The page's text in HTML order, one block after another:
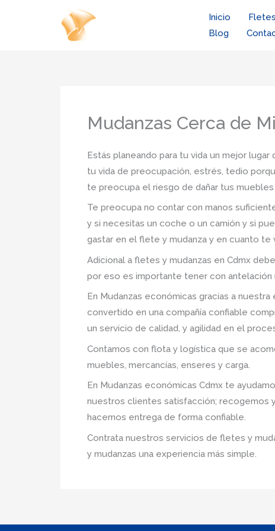
Inicio
Blog
Mudanzas Cerca de
Estás planeando para tu vida un mejor
tu vida de preocupación, estrés, tedio
te preocupa el riesgo de dañar tus
Te preocupa no contar con manos
y si necesitas un coche o un camión y si
gastar en el flete y mudanza y en cuanto
Adicional a fletes y mudanzas en Cdmx
por eso es importante tener con antelación
En Mudanzas económicas gracias a
convertido en una compañía confiable
un servicio de calidad, y agilidad en el
Contamos con flota y logística que se
muebles, mercancías, enseres y carga.
En Mudanzas económicas Cdmx te
nuestros clientes satisfacción; recogemos
hacemos entrega de forma confiable.
Contrata nuestros servicios de fletes y
y mudanzas una experiencia más simple.